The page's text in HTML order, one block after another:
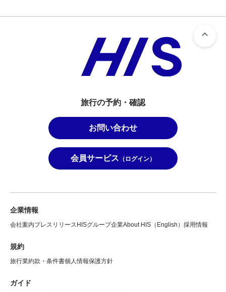
旅行の予約・確認
お問い合わせ
会員サービス （ログイン）
企業情報
会社案内プレスリリース HISグループ企業About HIS（English） 採用情報
規約
旅行業約款・条件書個人情報保護方針
ガイド